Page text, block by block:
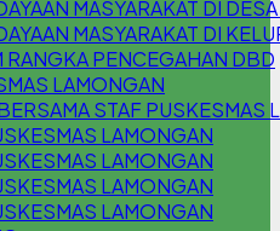
MASYARAKAT DI
MASYARAKAT DI
RANGKA PENCEGAHAN DBD
LAMONGAN
STAF PUSKESMAS
LAMONGAN
LAMONGAN
LAMONGAN
LAMONGAN